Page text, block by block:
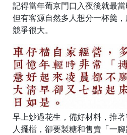
記得當年葡京門口入夜後就最當
但有客源自然多人想分一杯羹，
競爭很大。
早上炒過花生，備好材料，推
人擺檔，卻要製糖和售賣「一